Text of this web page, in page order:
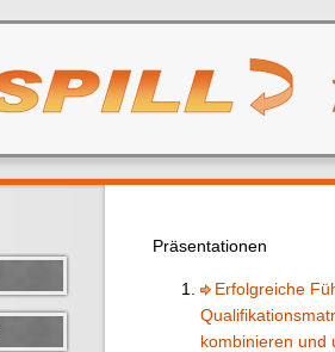
Präsentationen
Erfolgreiche
kombinieren und